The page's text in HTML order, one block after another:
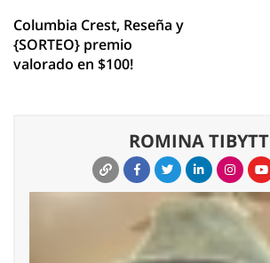
Columbia Crest, Reseña y
{SORTEO} premio
valorado en $100!
ROMINA TIBYTT